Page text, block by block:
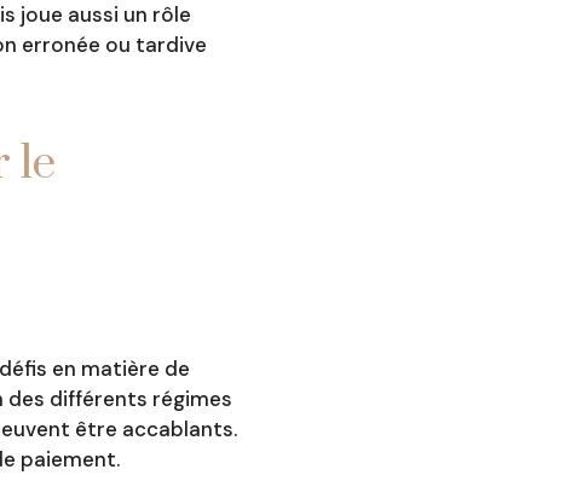
joue aussi un rôle
erronée ou tardive
le
en matière de
différents régimes
être accablants.
paiement.